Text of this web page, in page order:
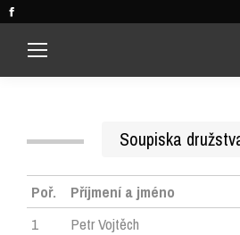
opens
in
Soupiska
Poř. Příjmení a jméno
1
Petr Vojtěch